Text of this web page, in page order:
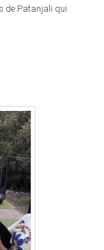
de Patanjali qui